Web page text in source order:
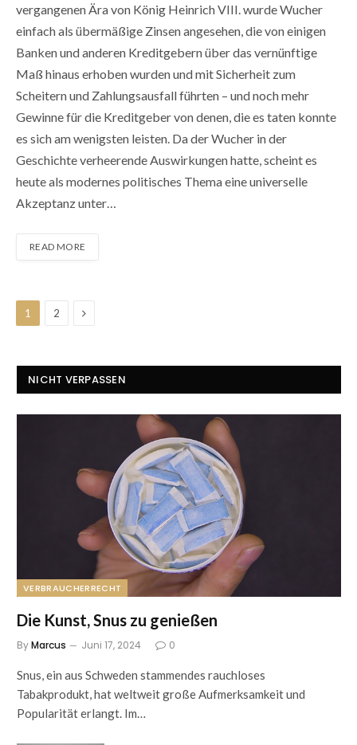
vergangenen Ära von König Heinrich VIII. wurde Wucher
einfach als übermäßige Zinsen angesehen, die von einigen
Banken und anderen Kreditgebern über das vernünftige
Maß hinaus erhoben wurden und mit Sicherheit zum
Scheitern und Zahlungsausfall führten – und noch mehr
Gewinne für die Kreditgeber von denen, die es taten konnte
es sich am wenigsten leisten. Da der Wucher in der
Geschichte verheerende Auswirkungen hatte, scheint es
heute als modernes politisches Thema eine universelle
Akzeptanz unter…
READ MORE
1 2 Next
NICHT VERPASSEN
VERBRAUCHERRECHT
Die Kunst, Snus zu genießen
ByMarcus Juni 17, 2024 0
Snus, ein aus Schweden stammendes rauchloses
Tabakprodukt, hat weltweit große Aufmerksamkeit und
Popularität erlangt. Im…